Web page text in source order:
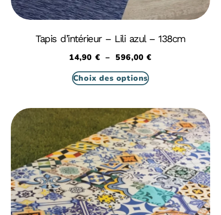
Tapis d’intérieur – Lili azul – 138cm
14,90 € – 596,00€
Choix des options